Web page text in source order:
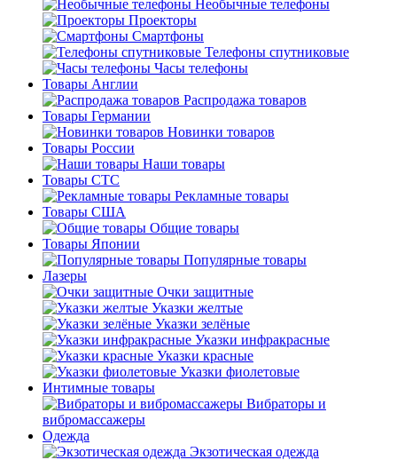
Необычные телефоны
Проекторы
Смартфоны
Телефоны спутниковые
Часы телефоны
Товары Англии
Распродажа товаров
Товары Германии
Новинки товаров
Товары России
Наши товары
Товары СТС
Рекламные товары
Товары США
Общие товары
Товары Японии
Популярные товары
Лазеры
Очки защитные
Указки желтые
Указки зелёные
Указки инфракрасные
Указки красные
Указки фиолетовые
Интимные товары
Вибраторы и
вибромассажеры
Одежда
Экзотическая одежда